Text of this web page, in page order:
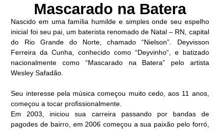
Mascarado na Batera
Nascido em uma família humilde e simples onde seu espelho
inicial foi seu pai, um baterista renomado de Natal – RN, capital
do Rio Grande do Norte, chamado “Nielson”. Deyvisson
Ferreira da Cunha, conhecido como “Deyvinho“, e batizado
nacionalmente como “Mascarado na Batera” pelo artista
Wesley Safadão.
Seu interesse pela música começou muito cedo, aos 11 anos,
começou a tocar profissionalmente.
Em 2003, iniciou sua carreira passando por bandas de
pagodes de bairro, em 2006 começou a sua paixão pelo forró,